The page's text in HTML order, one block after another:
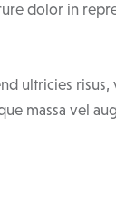
dolor in
ultricies
massa vel